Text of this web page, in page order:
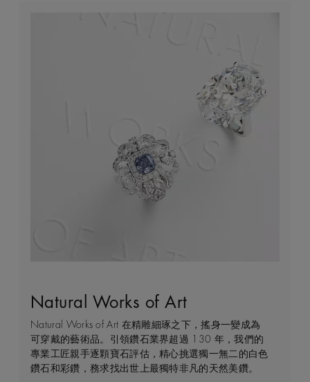
Natural Works of Art
Natural Works of Art 在精雕細琢之下，搖身一變成為
可穿戴的藝術品。引領鑽石業界超過 130 年，我們的
專業工匠親手逐顆寶石評估，精心挑選獨一無二的白色
鑽石和彩鑽，務求找出世上最獨特非凡的天然美鑽。
鑽石珠寶創作的藝術
De Beers 作為鑽石珠寶藝術的領導者，在鑽石之旅的
每個階段 —— 從鑽石原石的開採到打造成世代相傳的
瑰寶 —— 均擁有舉足輕重的獨特地位。 我們探索並揭
示大自然的珍稀寶藏所潛藏的醉人魅力，精心創造出工
建設永恒
我們每天都能親眼目感受天然美鑽何等珍貴，對佩戴者
和製作過程中的所有人而言，鑽石都是大自然的瑰寶。
因此我們致力確保每顆鑽石都能對開採地當地的人民和
環境帶來長久的正面影響。我們將此承諾稱為「建設永
客戶服務
不論您身處家中或到訪我們其中一間商店，我們都渴望
能為您提供度身訂造的購物體驗。預約親臨精品店或線
上購物體驗，即可透過私人諮詢得到專家協助和指導。